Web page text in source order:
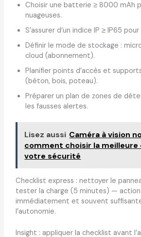
Choisir une batterie ≥ 8000 mAh
nuageuses.
S’assurer d’un indice IP ≥ IP65
Définir le mode de stockage :
cloud (abonnement).
Planifier points d’accès et
(béton, bois, poteau).
Préparer un plan de zones de
les fausses alertes.
Lisez aussi Caméra à vision
comment choisir la
votre sécurité
Checklist express : nettoyer le
tester la charge (5 minutes) — action
immédiatement et souvent
l’autonomie.
Insight : appliquer la checklist avant